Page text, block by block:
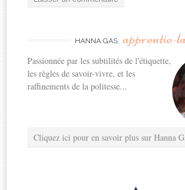
HANNA GAS, apprentie-
Passionnée par les subtilités de l'étiquette,
les règles de savoir-vivre, et les
raffinements de la politesse...
Cliquez ici pour en savoir plus sur Hanna